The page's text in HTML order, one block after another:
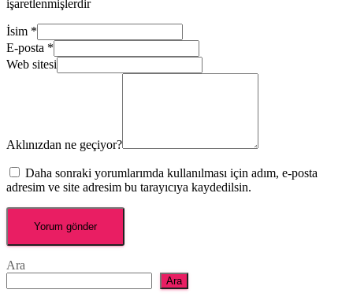
işaretlenmişlerdir
İsim *
E-posta *
Web sitesi
Aklınızdan ne geçiyor?
Daha sonraki yorumlarımda kullanılması için adım, e-posta
adresim ve site adresim bu tarayıcıya kaydedilsin.
Ara
Ara